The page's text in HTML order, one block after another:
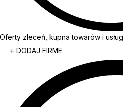
Oferty zleceń, kupna towarów i usług
+ DODAJ FIRME